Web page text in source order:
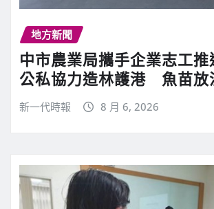
地方新聞
中市農業局攜手企業志工
公私協力造林護港 魚苗放
新一代時報 8 月 6, 2026